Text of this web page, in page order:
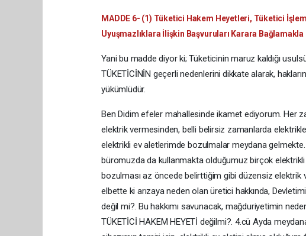
MADDE 6- (1) Tüketici Hakem Heyetleri, Tüketici
Uyuşmazlıklara İlişkin Başvuruları Karara
Yani bu madde diyor ki; Tüketicinin maruz kaldığı
TÜKETİCİNİN geçerli nedenlerini dikkate alarak,
yükümlüdür.
Ben Didim efeler mahallesinde ikamet ediyorum. Her
elektrik vermesinden, belli belirsiz zamanlarda
elektrikli ev aletlerimde bozulmalar meydana gelmekte.
büromuzda da kullanmakta olduğumuz birçok
bozulması az öncede belirttiğim gibi düzensiz elektrik
elbette ki arızaya neden olan üretici hakkında,
değil mi?. Bu hakkımı savunacak, mağduriyetimin
TÜKETİCİ HAKEM HEYETİ değilmi?. 4.cü Ayda